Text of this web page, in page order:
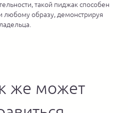
такой пиджак способен
любому образу, демонстрируя
же может